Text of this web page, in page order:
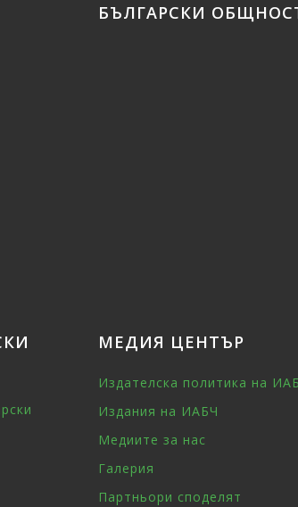
БЪЛГАРСКИ
МЕДИЯ ЦЕНТЪР
Издателска политика на
Издания на ИАБЧ
Медиите за нас
Галерия
Партньори споделят